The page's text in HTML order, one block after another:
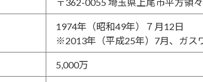
1974年（昭和49年）７月12日
※2013年（平成25年）7月、ガス
5,000万